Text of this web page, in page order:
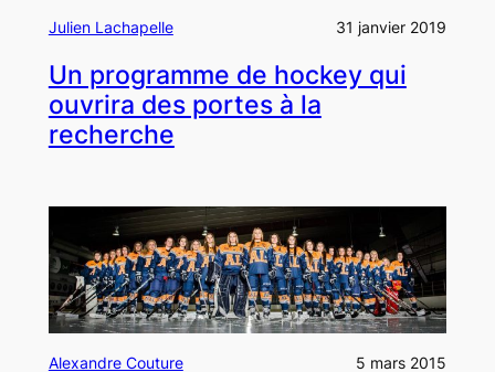
Julien Lachapelle 31 janvier 2019
Un programme de hockey qui
ouvrira des portes à la
recherche
Alexandre Couture 5 mars 2015